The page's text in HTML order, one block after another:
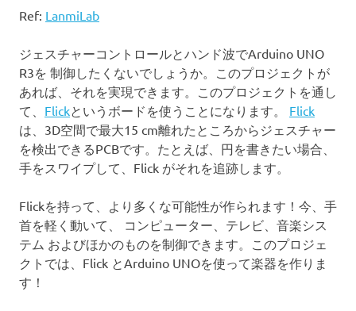
Ref: LanmiLab
ジェスチャーコントロールとハンド波でArduino UNO
R3を 制御したくないでしょうか。このプロジェクトが
あれば、それを実現できます。このプロジェクトを通し
て、 Flickというボードを使うことになります。 Flick
は、3D空間で最大15 cm離れたところからジェスチャー
を検出できるPCBです。たとえば、円を書きたい場合、
手をスワイプして、Flick がそれを追跡します。
Flickを持って、より多くな可能性が作られます！今、手
首を軽く動いて、 コンピューター、テレビ、音楽シス
テム およびほかのものを制御できます。このプロジェ
クトでは、Flick とArduino UNOを使って楽器を作りま
す！